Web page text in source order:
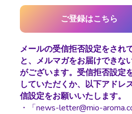
メールの受信拒否設定をされ
と、メルマガをお届けできな
がございます。受信拒否設定
していただくか、以下アドレ
信設定をお願いいたします。
・「news-letter@mio-